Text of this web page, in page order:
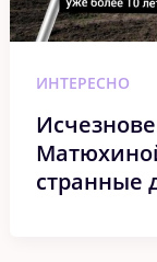
ИНТЕРЕСНО
странные